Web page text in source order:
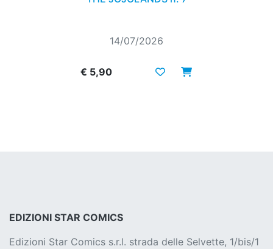
14/07/2026
€ 5,90
EDIZIONI STAR COMICS
Edizioni Star Comics s.r.l. strada delle Selvette, 1/bis/1